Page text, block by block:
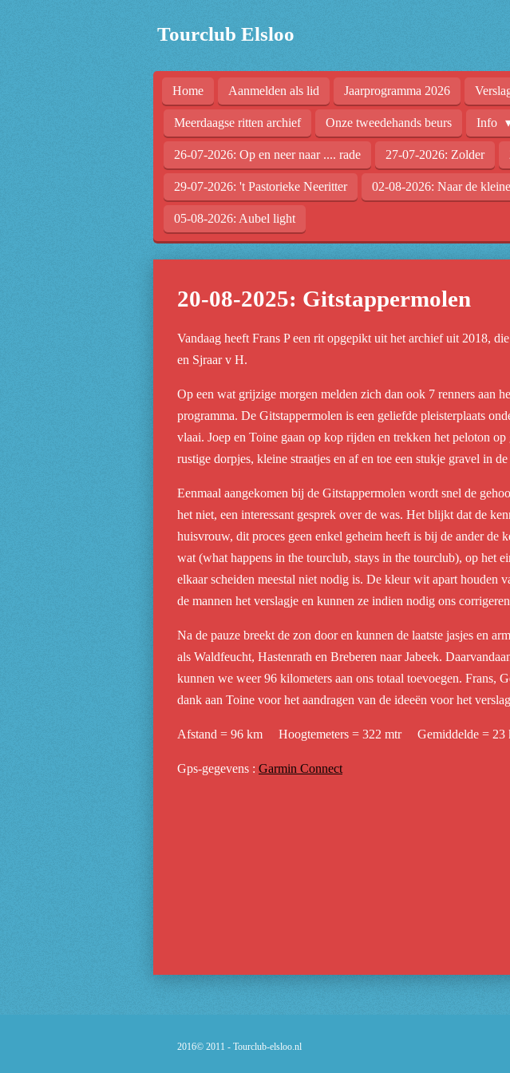
Tourclub Elsloo
Home Aanmelden als lid Jaarprogramma 2026
Meerdaagse ritten archief Onze tweedehands beurs Info
26-07-2026: Op en neer naar .... rade 27-07-2026: Zolder
29-07-2026: 't Pastorieke Neeritter 02-08-2026: Naar de
05-08-2026: Aubel light
20-08-2025: Gitstappermolen
Vandaag heeft Frans P een rit opgepikt uit het archief uit 2018,
en Sjraar v H.
Op een wat grijzige morgen melden zich dan ook 7 renners aan
programma. De Gitstappermolen is een geliefde pleisterplaats
vlaai. Joep en Toine gaan op kop rijden en trekken het peloton
rustige dorpjes, kleine straatjes en af en toe een stukje gravel in
Eenmaal aangekomen bij de Gitstappermolen wordt snel de
het niet, een interessant gesprek over de was. Het blijkt dat de
huisvrouw, dit proces geen enkel geheim heeft is bij de ander de
wat (what happens in the tourclub, stays in the tourclub), op het
elkaar scheiden meestal niet nodig is. De kleur wit apart houden
de mannen het verslagje en kunnen ze indien nodig ons
Na de pauze breekt de zon door en kunnen de laatste jasjes en
als Waldfeucht, Hastenrath en Breberen naar Jabeek.
kunnen we weer 96 kilometers aan ons totaal toevoegen. Frans,
dank aan Toine voor het aandragen van de ideeën voor het
Afstand = 96 km Hoogtemeters = 322 mtr Gemiddelde = 23
Gps-gegevens : Garmin Connect
2016© 2011 - Tourclub-elsloo.nl